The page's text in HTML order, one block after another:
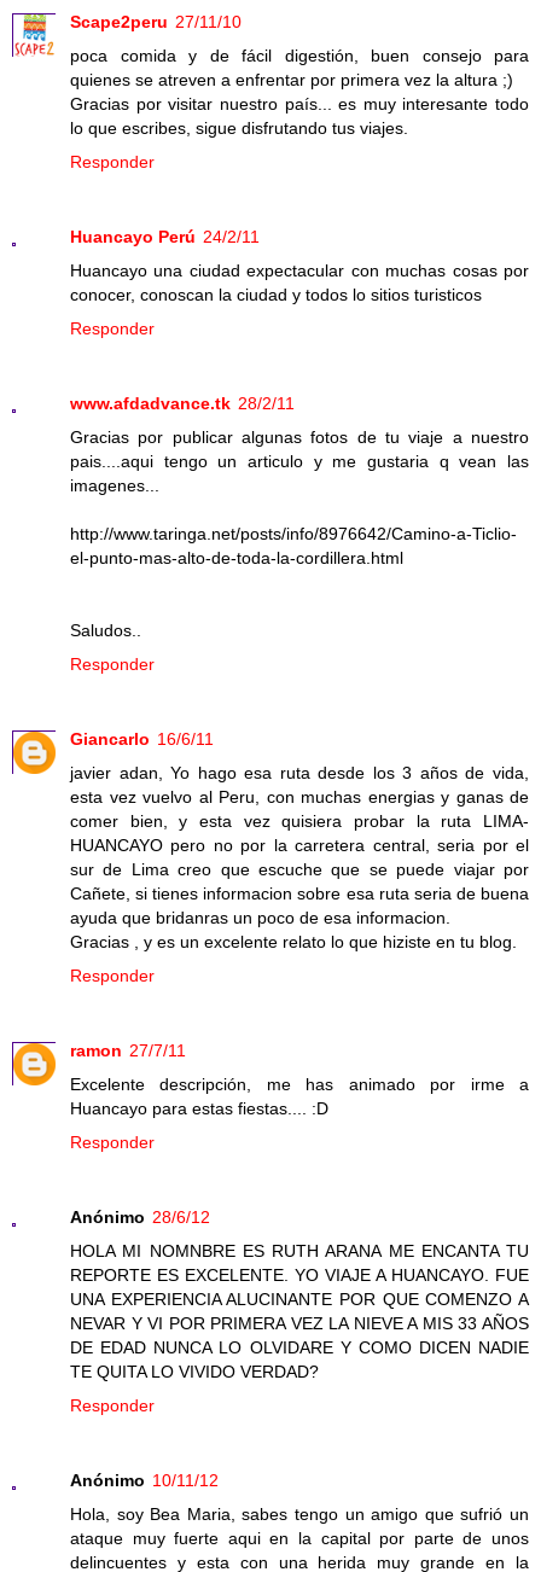
Scape2peru 27/11/10
poca comida y de fácil digestión, buen consejo para
quienes se atreven a enfrentar por primera vez la altura ;)
Gracias por visitar nuestro país... es muy interesante todo
lo que escribes, sigue disfrutando tus viajes.
Responder
Huancayo Perú 24/2/11
Huancayo una ciudad expectacular con muchas cosas por
conocer, conoscan la ciudad y todos lo sitios turisticos
Responder
www.afdadvance.tk 28/2/11
Gracias por publicar algunas fotos de tu viaje a nuestro
pais....aqui tengo un articulo y me gustaria q vean las
imagenes...
http://www.taringa.net/posts/info/8976642/Camino-a-Ticlio-
el-punto-mas-alto-de-toda-la-cordillera.html
Saludos..
Responder
Giancarlo 16/6/11
javier adan, Yo hago esa ruta desde los 3 años de vida,
esta vez vuelvo al Peru, con muchas energias y ganas de
comer bien, y esta vez quisiera probar la ruta LIMA-
HUANCAYO pero no por la carretera central, seria por el
sur de Lima creo que escuche que se puede viajar por
Cañete, si tienes informacion sobre esa ruta seria de buena
ayuda que bridanras un poco de esa informacion.
Gracias , y es un excelente relato lo que hiziste en tu blog.
Responder
ramon 27/7/11
Excelente descripción, me has animado por irme a
Huancayo para estas fiestas.... :D
Responder
Anónimo 28/6/12
HOLA MI NOMNBRE ES RUTH ARANA ME ENCANTA TU
REPORTE ES EXCELENTE. YO VIAJE A HUANCAYO. FUE
UNA EXPERIENCIA ALUCINANTE POR QUE COMENZO A
NEVAR Y VI POR PRIMERA VEZ LA NIEVE A MIS 33 AÑOS
DE EDAD NUNCA LO OLVIDARE Y COMO DICEN NADIE
TE QUITA LO VIVIDO VERDAD?
Responder
Anónimo 10/11/12
Hola, soy Bea Maria, sabes tengo un amigo que sufrió un
ataque muy fuerte aqui en la capital por parte de unos
delincuentes y esta con una herida muy grande en la